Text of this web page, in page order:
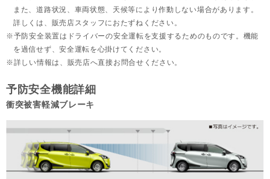
また、道路状況、車両状態、天候等により作動しない場合があります。
詳しくは、販売店スタッフにおたずねください。
予防安全装置はドライバーの安全運転を支援するためのものです。機能
を過信せず、安全運転を心掛けてください。
詳しい情報は、販売店へ直接お問合せください。
予防安全機能詳細
衝突被害軽減ブレーキ